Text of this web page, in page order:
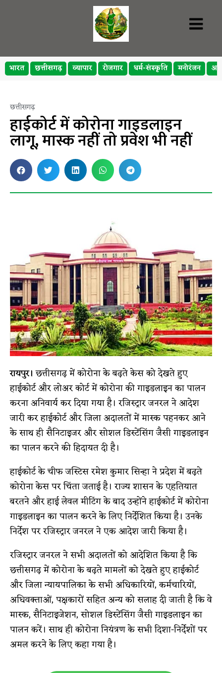
भारत छत्तीसगढ़ व्यापार रोजगार धर्म-संस्कृति मनोरंजन
छत्तीसगढ़
हाईकोर्ट में कोरोना गाइडलाइन
लागू, मास्क नहीं तो प्रवेश भी नहीं
रायपुर।छत्तीसगढ़ में कोरोना के बढ़ते केस को देखते हुए
हाईकोर्ट और लोअर कोर्ट में कोरोना की गाइडलाइन का पालन
करना अनिवार्य कर दिया गया है। रजिस्ट्रार जनरल ने आदेश
जारी कर हाईकोर्ट और जिला अदालतों में मास्क पहनकर आने
के साथ ही सैनिटाइजर और सोशल डिस्टेंसिंग जैसी गाइडलाइन
का पालन करने की हिदायत दी है।
हाईकोर्ट के चीफ जस्टिस रमेश कुमार सिन्हा ने प्रदेश में बढ़ते
कोरोना केस पर चिंता जताई है। राज्य शासन के एहतियात
बरतने और हाई लेवल मीटिंग के बाद उन्होंने हाईकोर्ट में कोरोना
गाइडलाइन का पालन करने के लिए निर्देशित किया है। उनके
निर्देश पर रजिस्ट्रार जनरल ने एक आदेश जारी किया है।
रजिस्ट्रार जनरल ने सभी अदालतों को आदेशित किया है कि
छत्तीसगढ़ में कोरोना के बढ़ते मामलों को देखते हुए हाईकोर्ट
और जिला न्यायपालिका के सभी अधिकारियों, कर्मचारियों,
अधिवक्ताओं, पक्षकारों सहित अन्य को सलाह दी जाती है कि वे
मास्क, सैनिटाइजेशन, सोशल डिस्टेंसिंग जैसी गाइडलाइन का
पालन करें। साथ ही कोरोना नियंत्रण के सभी दिशा-निर्देशों पर
अमल करने के लिए कहा गया है।